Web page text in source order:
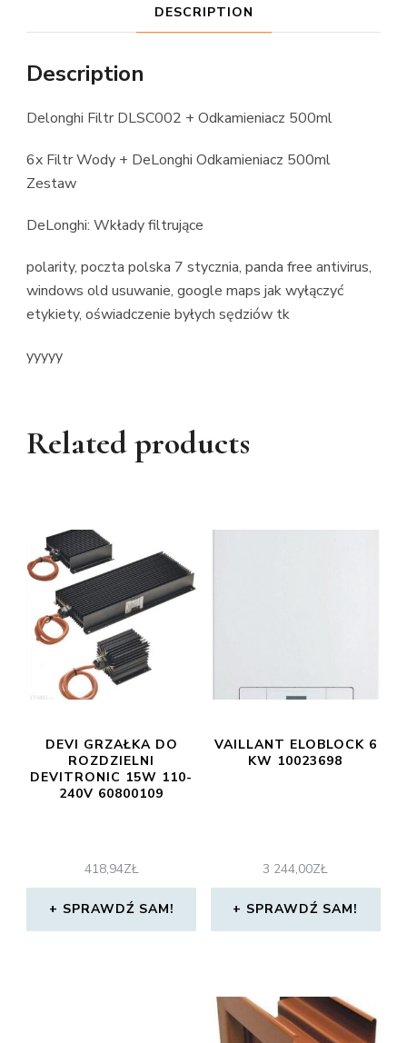
DESCRIPTION
Description
Delonghi Filtr DLSC002 + Odkamieniacz 500ml
6x Filtr Wody + DeLonghi Odkamieniacz 500ml
Zestaw
DeLonghi: Wkłady filtrujące
polarity, poczta polska 7 stycznia, panda free antivirus,
windows old usuwanie, google maps jak wyłączyć
etykiety, oświadczenie byłych sędziów tk
yyyyy
Related products
DEVI GRZAŁKA DO
ROZDZIELNI
DEVITRONIC 15W 110-
240V 60800109
418,94ZŁ
SPRAWDŹ SAM!
VAILLANT ELOBLOCK 6
KW 10023698
3 244,00ZŁ
SPRAWDŹ SAM!